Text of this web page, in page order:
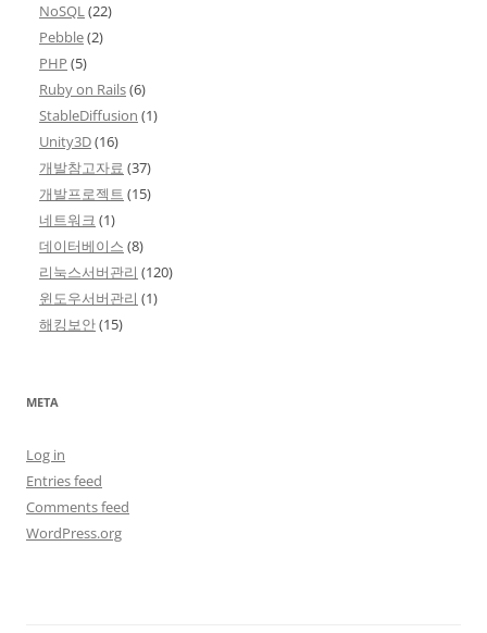
NoSQL(22)
Pebble(2)
PHP (5)
Ruby on Rails(6)
StableDiffusion (1)
Unity3D(16)
개발참고자료 (37)
개발프로젝트 (15)
네트워크 (1)
데이터베이스 (8)
리눅스서버관리 (120)
윈도우서버관리 (1)
해킹보안(15)
META
Log in
Entries feed
Comments feed
WordPress.org